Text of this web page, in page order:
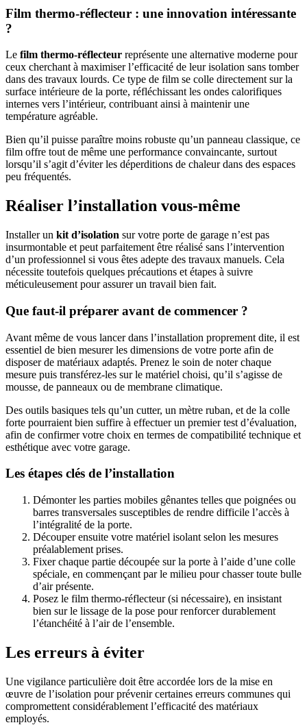
Film thermo-réflecteur : une innovation intéressante
?
Le film thermo-réflecteur représente une alternative moderne pour
ceux cherchant à maximiser l’efficacité de leur isolation sans tomber
dans des travaux lourds. Ce type de film se colle directement sur la
surface intérieure de la porte, réfléchissant les ondes calorifiques
internes vers l’intérieur, contribuant ainsi à maintenir une
température agréable.
Bien qu’il puisse paraître moins robuste qu’un panneau classique, ce
film offre tout de même une performance convaincante, surtout
lorsqu’il s’agit d’éviter les déperditions de chaleur dans des espaces
peu fréquentés.
Réaliser l’installation vous-même
Installer un kit d’isolation sur votre porte de garage n’est pas
insurmontable et peut parfaitement être réalisé sans l’intervention
d’un professionnel si vous êtes adepte des travaux manuels. Cela
nécessite toutefois quelques précautions et étapes à suivre
méticuleusement pour assurer un travail bien fait.
Que faut-il préparer avant de commencer ?
Avant même de vous lancer dans l’installation proprement dite, il est
essentiel de bien mesurer les dimensions de votre porte afin de
disposer de matériaux adaptés. Prenez le soin de noter chaque
mesure puis transférez-les sur le matériel choisi, qu’il s’agisse de
mousse, de panneaux ou de membrane climatique.
Des outils basiques tels qu’un cutter, un mètre ruban, et de la colle
forte pourraient bien suffire à effectuer un premier test d’évaluation,
afin de confirmer votre choix en termes de compatibilité technique et
esthétique avec votre garage.
Les étapes clés de l’installation
Démonter les parties mobiles gênantes telles que poignées ou
barres transversales susceptibles de rendre difficile l’accès à
l’intégralité de la porte.
Découper ensuite votre matériel isolant selon les mesures
préalablement prises.
Fixer chaque partie découpée sur la porte à l’aide d’une colle
spéciale, en commençant par le milieu pour chasser toute bulle
d’air présente.
Posez le film thermo-réflecteur (si nécessaire), en insistant
bien sur le lissage de la pose pour renforcer durablement
l’étanchéité à l’air de l’ensemble.
Les erreurs à éviter
Une vigilance particulière doit être accordée lors de la mise en
œuvre de l’isolation pour prévenir certaines erreurs communes qui
compromettent considérablement l’efficacité des matériaux
employés.